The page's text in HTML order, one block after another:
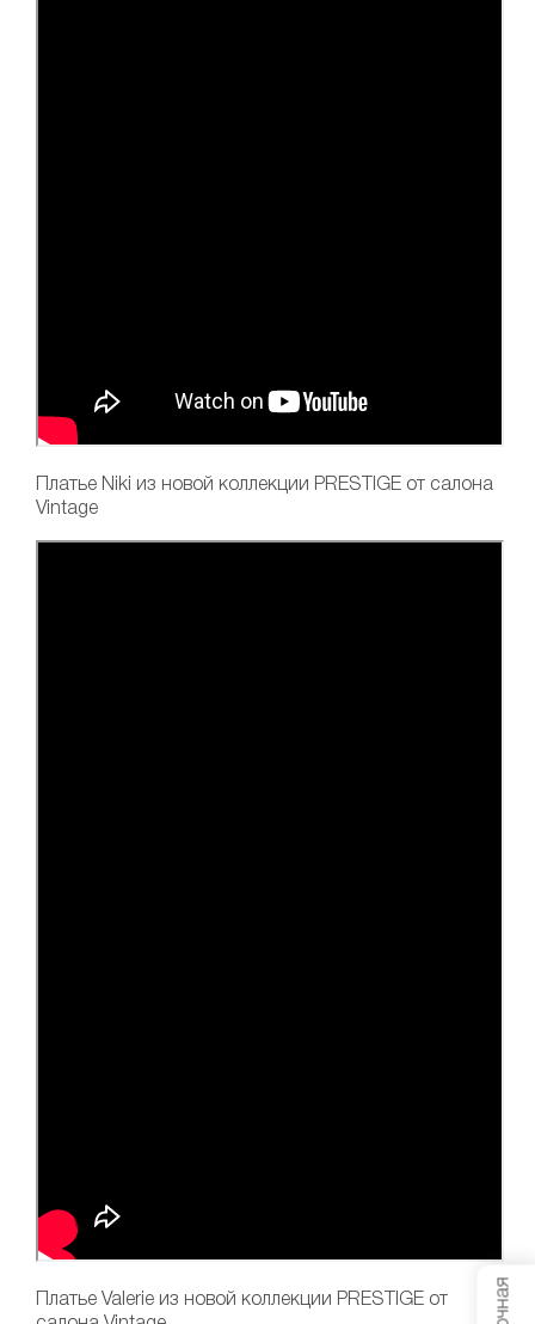
Платье Niki
из новой коллекции PRESTIGE от салона
Vintage
Платье Valerie из новой коллекции PRESTIGE от